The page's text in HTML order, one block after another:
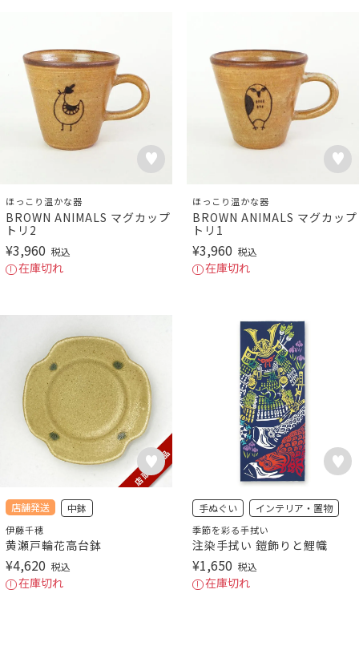
ほっこり温かな器
BROWN ANIMALS マグカップ
トリ2
¥3,960 税込
在庫切れ
ほっこり温かな器
BROWN ANIMALS マグカップ
トリ1
¥3,960 税込
在庫切れ
店舗発送 中鉢
伊藤千穂
黄瀬戸輪花高台鉢
¥4,620 税込
在庫切れ
手ぬぐい インテリア・置物
季節を彩る手拭い
注染手拭い 鎧飾りと鯉幟
¥1,650 税込
在庫切れ